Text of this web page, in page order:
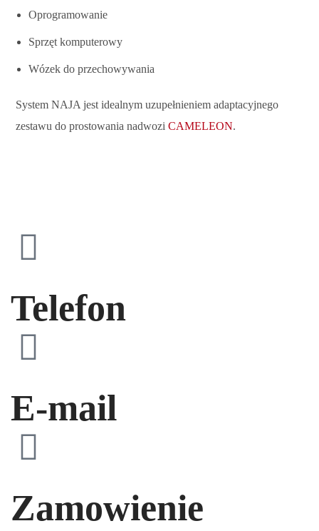
Oprogramowanie
Sprzęt komputerowy
Wózek do przechowywania
System NAJA jest idealnym uzupełnieniem adaptacyjnego
zestawu do prostowania nadwoziCAMELEON.
Telefon
E-mail
Zamowienie